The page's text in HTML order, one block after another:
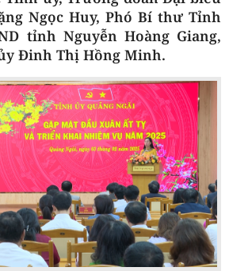
Ngọc Huy, Phó Bí thư Tỉnh
tỉnh Nguyễn Hoàng Giang,
Đinh Thị Hồng Minh.